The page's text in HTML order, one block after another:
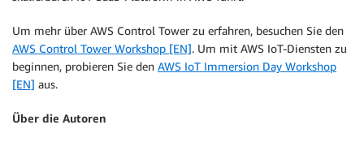
Um mehr über AWS Control Tower zu erfahren, besuchen Sie den
AWS Control Tower Workshop [EN]. Um mit AWS IoT-Diensten zu
beginnen, probieren Sie den AWS IoT Immersion Day Workshop
[EN] aus.
Über die Autoren